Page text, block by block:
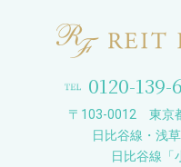
0120-139-
〒103-0012 東京
日比谷線・浅
日比谷線「